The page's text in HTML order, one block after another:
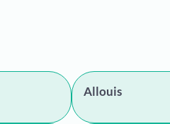
Allouis